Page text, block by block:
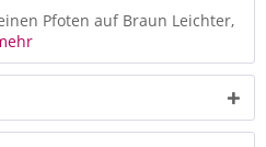
Pfoten auf Braun Leichter,